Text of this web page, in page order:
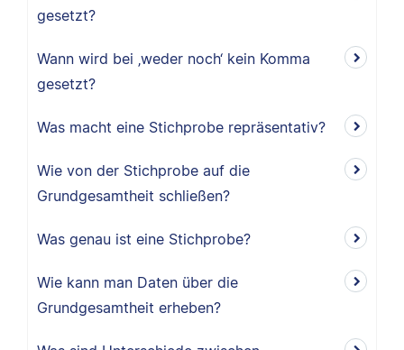
gesetzt?
Wann wird bei ‚weder noch‘ kein Komma
gesetzt?
Was macht eine Stichprobe repräsentativ?
Wie von der Stichprobe auf die
Grundgesamtheit schließen?
Was genau ist eine Stichprobe?
Wie kann man Daten über die
Grundgesamtheit erheben?